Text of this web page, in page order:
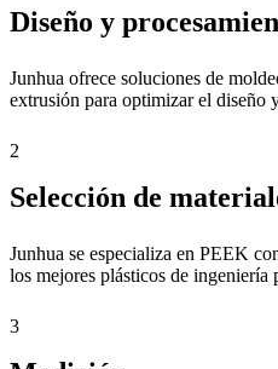
Diseño y
Junhua ofrece soluciones de
extrusión para optimizar el diseño
2
Selección de
Junhua se especializa en PEEK
los mejores plásticos de ingeniería
3